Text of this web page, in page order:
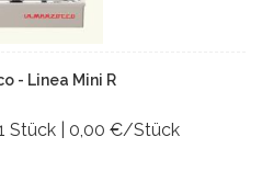
- Linea Mini R
Stück | 0,00 €/Stück